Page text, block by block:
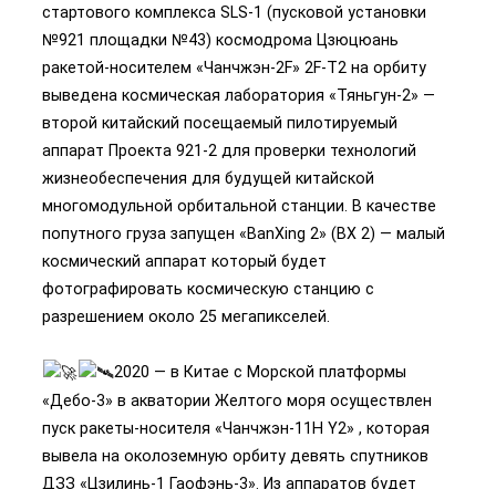
стартового комплекса SLS-1 (пусковой установки
№921 площадки №43) космодрома Цзюцюань
ракетой-носителем «Чанчжэн-2F» 2F-T2 на орбиту
выведена космическая лаборатория «Тяньгун-2» —
второй китайский посещаемый пилотируемый
аппарат Проекта 921-2 для проверки технологий
жизнеобеспечения для будущей китайской
многомодульной орбитальной станции. В качестве
попутного груза запущен «BanXing 2» (BX 2) — малый
космический аппарат который будет
фотографировать космическую станцию с
разрешением около 25 мегапикселей.
2020 — в Китае с Морской платформы
«Дебо-3» в акватории Желтого моря осуществлен
пуск ракеты-носителя «Чанчжэн-11H Y2» , которая
вывела на околоземную орбиту девять спутников
ДЗЗ «Цзилинь-1 Гаофэнь-3». Из аппаратов будет